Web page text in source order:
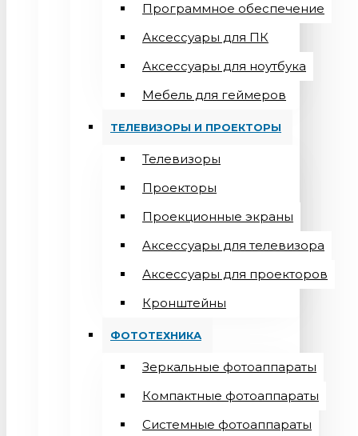
Программное обеспечение
Аксессуары для ПК
Аксессуары для ноутбука
Мебель для геймеров
ТЕЛЕВИЗОРЫ И ПРОЕКТОРЫ
Телевизоры
Проекторы
Проекционные экраны
Aксессуары для телевизора
Аксессуары для проекторов
Кронштейны
ФОТОТЕХНИКА
Зеркальные фотоаппараты
Компактные фотоаппараты
Системные фотоаппараты